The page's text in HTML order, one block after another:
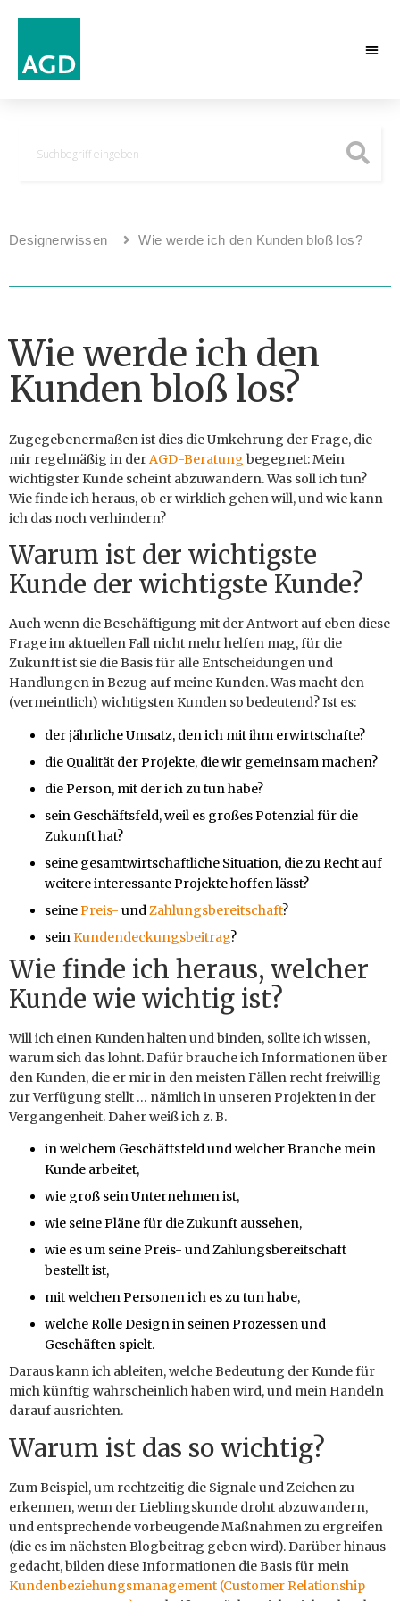
Designerwissen Wie werde ich den Kunden bloß los?
Wie werde ich den
Kunden bloß los?
Zugegebenermaßen ist dies die Umkehrung der Frage, die
mir regelmäßig in derAGD-Beratung begegnet: Mein
wichtigster Kunde scheint abzuwandern. Was soll ich tun?
Wie finde ich heraus, ob er wirklich gehen will, und wie kann
ich das noch verhindern?
Warum ist der wichtigste
Kunde der wichtigste Kunde?
Auch wenn die Beschäftigung mit der Antwort auf eben diese
Frage im aktuellen Fall nicht mehr helfen mag, für die
Zukunft ist sie die Basis für alle Entscheidungen und
Handlungen in Bezug auf meine Kunden. Was macht den
(vermeintlich) wichtigsten Kunden so bedeutend? Ist es:
der jährliche Umsatz, den ich mit ihm erwirtschafte?
die Qualität der Projekte, die wir gemeinsam machen?
die Person, mit der ich zu tun habe?
sein Geschäftsfeld, weil es großes Potenzial für die
Zukunft hat?
seine gesamtwirtschaftliche Situation, die zu Recht auf
weitere interessante Projekte hoffen lässt?
seinePreis- undZahlungsbereitschaft?
seinKundendeckungsbeitrag?
Wie finde ich heraus, welcher
Kunde wie wichtig ist?
Will ich einen Kunden halten und binden, sollte ich wissen,
warum sich das lohnt. Dafür brauche ich Informationen über
den Kunden, die er mir in den meisten Fällen recht freiwillig
zur Verfügung stellt … nämlich in unseren Projekten in der
Vergangenheit. Daher weiß ich z. B.
in welchem Geschäftsfeld und welcher Branche mein
Kunde arbeitet,
wie groß sein Unternehmen ist,
wie seine Pläne für die Zukunft aussehen,
wie es um seine Preis- und Zahlungsbereitschaft
bestellt ist,
mit welchen Personen ich es zu tun habe,
welche Rolle Design in seinen Prozessen und
Geschäften spielt.
Daraus kann ich ableiten, welche Bedeutung der Kunde für
mich künftig wahrscheinlich haben wird, und mein Handeln
darauf ausrichten.
Warum ist das so wichtig?
Zum Beispiel, um rechtzeitig die Signale und Zeichen zu
erkennen, wenn der Lieblingskunde droht abzuwandern,
und entsprechende vorbeugende Maßnahmen zu ergreifen
(die es im nächsten Blogbeitrag geben wird). Darüber hinaus
gedacht, bilden diese Informationen die Basis für mein
Kundenbeziehungsmanagement (Customer Relationship